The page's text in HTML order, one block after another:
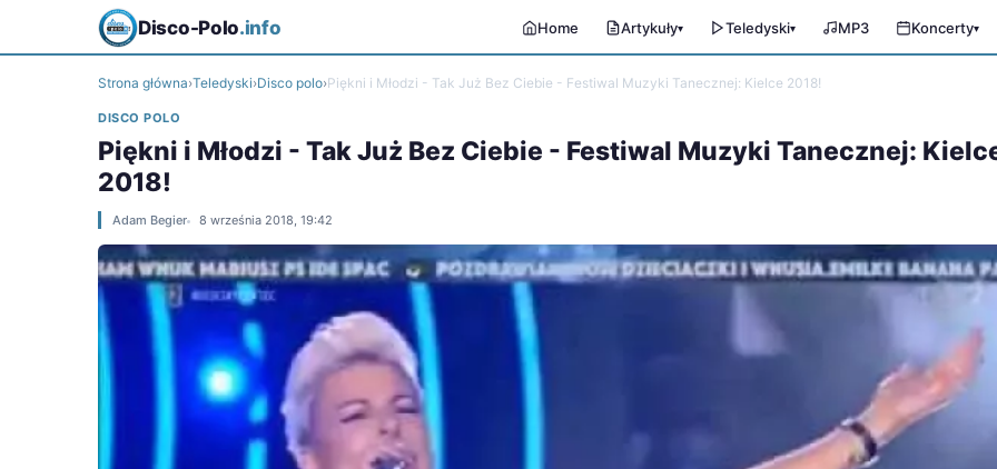
Disco-Polo.info Home Artykuły▾ Teledyski▾ MP3 Koncerty▾
Strona główna›Teledyski›Disco polo›Piękni i Młodzi - Tak Już Bez Ciebie - Festiwal Muzyki Tanecznej: Kielce 2018!
DISCO POLO
Piękni i Młodzi - Tak Już Bez Ciebie - Festiwal Muzyki Tanecznej:
2018!
Adam Begier 8 września 2018, 19:42